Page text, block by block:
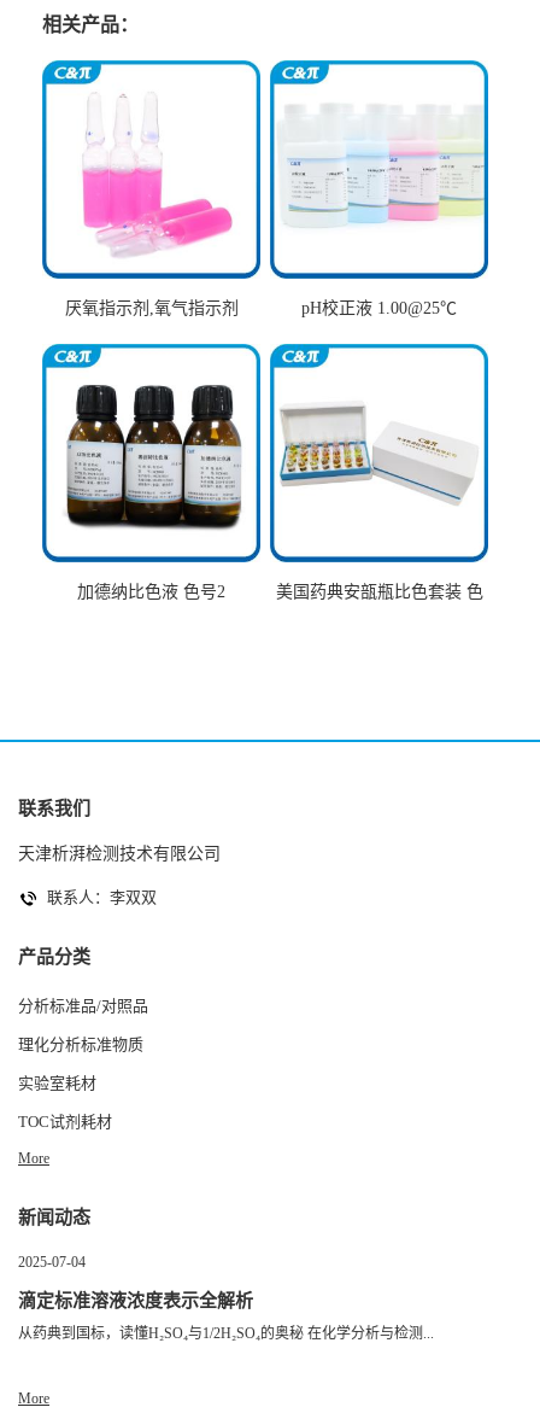
相关产品：
厌氧指示剂,氧气指示剂 pH校正液 1.00@25℃
加德纳比色液 色号2
美国药典安瓿瓶比色套装 色
联系我们
天津析湃检测技术有限公司
联系人：李双双
产品分类
分析标准品/对照品
理化分析标准物质
实验室耗材
TOC试剂耗材
More
新闻动态
2025-07-04
滴定标准溶液浓度表示全解析
从药典到国标，读懂H₂SO₄与1/2H₂SO₄的奥秘 在化学分析与检测...
More